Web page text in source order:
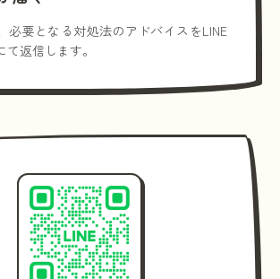
必要となる対処法のアドバイスをLINE
返信します。